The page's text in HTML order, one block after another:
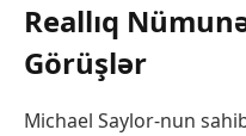
Reallıq
Görüşlər
Michael Saylor-nun